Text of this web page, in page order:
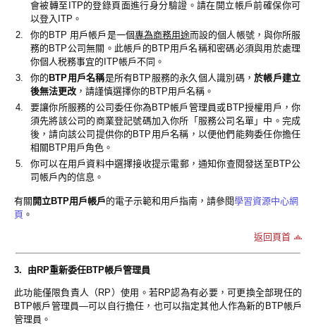
會被轉至ITP的登錄頁面進行身分驗證。請在開立帳戶前確保你可
以登入ITP。
2.
你的BTP 用戶帳戶是一個專為商務用途而設的個人帳號，與你所服
務的BTP公司無關。此帳戶的BTP用戶名稱和密碼必須與用於處理
你個人税務事宜的ITP帳戶不同。
3.
你的 BTP用戶名稱是所有BTP服務的永久個人識別碼，於帳戶建立
後無法更改 ，請謹慎選擇你的BTP用戶名稱。
4.
要讓你所服務的公司委任你為BTP帳戶管理員或BTP授權用戶，你
須先將該公司的商業登記號碼加入你所「服務公司名單」中。完成
後，請向該公司提供你的BTP用戶名稱，以便他們能夠委任你擔任
相關BTP用戶角色。
5.
你可以在用戶資料中選擇接收提示電郵，通知你查閱發送至BTP公
司帳戶內的信息。
有關 開立BTP用戶帳戶的電子示範和用戶指南，請參閱學習資源中心網
頁 。
返回頁首
3. 由RP重新委任BTP帳戶管理員
此功能僅限負責人（RP）使用。若RP認為有必要，可更換全部現任的
BTP帳戶管理員—可以自行擔任，也可以指定其他人作為新的BTP帳戶
管理員。